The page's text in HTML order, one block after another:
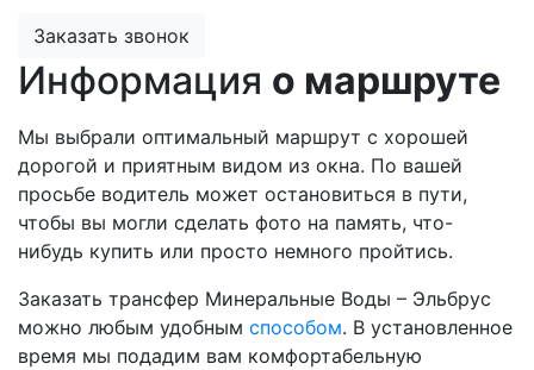
Заказать звонок
Информация о маршруте
Мы выбрали оптимальный маршрут с хорошей
дорогой и приятным видом из окна. По вашей
просьбе водитель может остановиться в пути,
чтобы вы могли сделать фото на память, что-
нибудь купить или просто немного пройтись.
Заказать трансфер Минеральные Воды – Эльбрус
можно любым удобным способом. В установленное
время мы подадим вам комфортабельную